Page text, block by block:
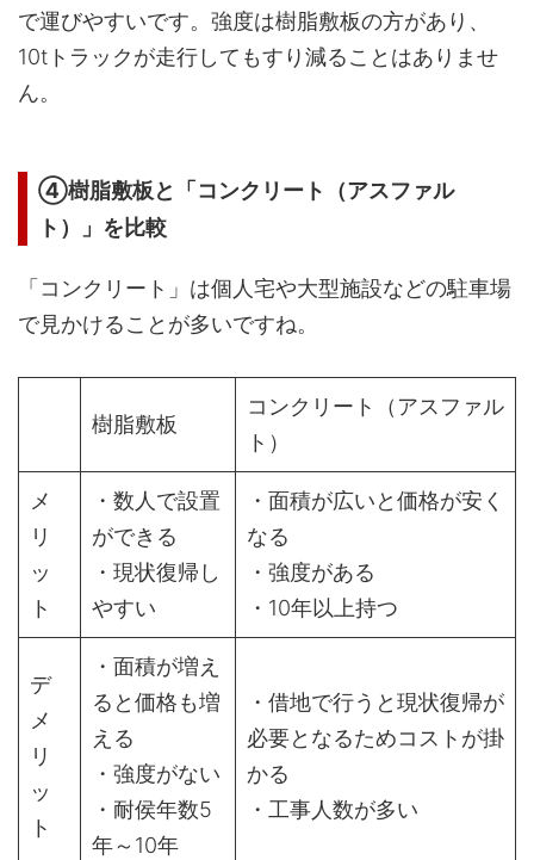
で運びやすいです。強度は樹脂敷板の方があり、
10tトラックが走行してもすり減ることはありませ
ん。
④樹脂敷板と「コンクリート（アスファル
ト）」を比較
「コンクリート」は個人宅や大型施設などの駐車場
で見かけることが多いですね。
樹脂敷板
コンクリート（アスファル
ト）
メ
リ
ッ
ト
・数人で設置
ができる
・現状復帰し
やすい
・面積が広いと価格が安く
なる
・強度がある
・10年以上持つ
デ
メ
リ
ッ
ト
・面積が増え
ると価格も増
える
・強度がない
・耐侯年数5
年～10年
・借地で行うと現状復帰が
必要となるためコストが掛
かる
・工事人数が多い